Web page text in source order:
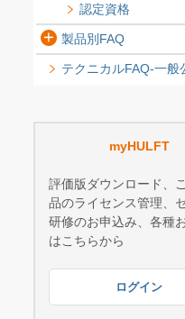
認定資格
製品別FAQ
テクニカルFAQ-一般
myHULFT
評価版ダウンロード、
品のライセンス管理、
研修のお申込み、各種
はこちらから
ログイン